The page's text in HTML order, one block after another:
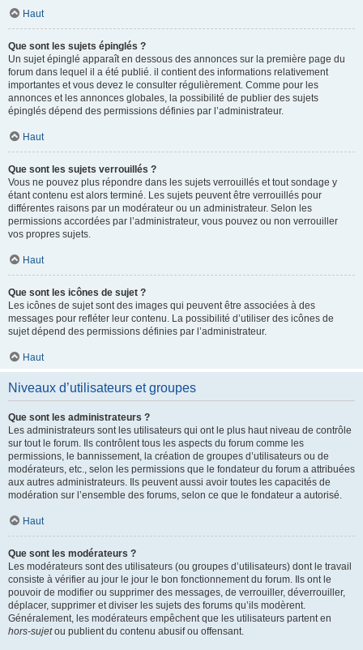
Haut
Que sont les sujets épinglés ?
Un sujet épinglé apparaît en dessous des annonces sur la première page du
forum dans lequel il a été publié. il contient des informations relativement
importantes et vous devez le consulter régulièrement. Comme pour les
annonces et les annonces globales, la possibilité de publier des sujets
épinglés dépend des permissions définies par l’administrateur.
Haut
Que sont les sujets verrouillés ?
Vous ne pouvez plus répondre dans les sujets verrouillés et tout sondage y
étant contenu est alors terminé. Les sujets peuvent être verrouillés pour
différentes raisons par un modérateur ou un administrateur. Selon les
permissions accordées par l’administrateur, vous pouvez ou non verrouiller
vos propres sujets.
Haut
Que sont les icônes de sujet ?
Les icônes de sujet sont des images qui peuvent être associées à des
messages pour refléter leur contenu. La possibilité d’utiliser des icônes de
sujet dépend des permissions définies par l’administrateur.
Haut
Niveaux d’utilisateurs et groupes
Que sont les administrateurs ?
Les administrateurs sont les utilisateurs qui ont le plus haut niveau de contrôle
sur tout le forum. Ils contrôlent tous les aspects du forum comme les
permissions, le bannissement, la création de groupes d’utilisateurs ou de
modérateurs, etc., selon les permissions que le fondateur du forum a attribuées
aux autres administrateurs. Ils peuvent aussi avoir toutes les capacités de
modération sur l’ensemble des forums, selon ce que le fondateur a autorisé.
Haut
Que sont les modérateurs ?
Les modérateurs sont des utilisateurs (ou groupes d’utilisateurs) dont le travail
consiste à vérifier au jour le jour le bon fonctionnement du forum. Ils ont le
pouvoir de modifier ou supprimer des messages, de verrouiller, déverrouiller,
déplacer, supprimer et diviser les sujets des forums qu’ils modèrent.
Généralement, les modérateurs empêchent que les utilisateurs partent en
hors-sujetou publient du contenu abusif ou offensant.